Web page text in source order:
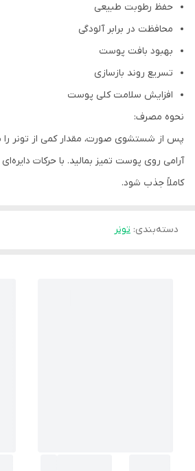
حفظ رطوبت طبیعی
محافظت در برابر آلودگی
بهبود بافت پوست
تسریع روند بازسازی
افزایش سلامت کلی پوست
نحوه مصرف:
پس از شستشوی صورت، مقدار کمی از تونر
آرامی روی پوست تمیز بمالید. با حرکات
کاملاً جذب شود.
دسته‌بندی: تونر